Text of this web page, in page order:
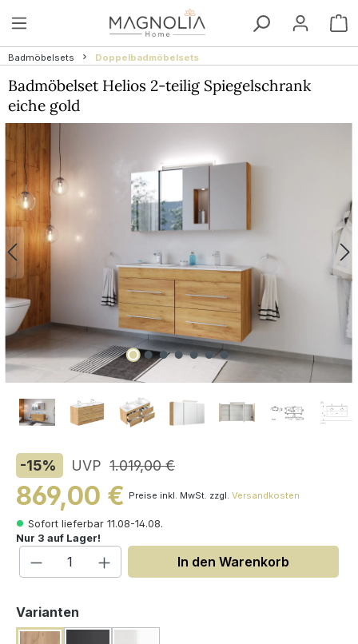
Zum Hauptinhalt springen
Badmöbelsets Doppelbadmöbelsets
Badmöbelset Helios 2-teilig Spiegelschrank
eiche gold
Bildergalerie überspringen
-15% UVP 1.019,00 €
869,00 € Preise inkl. MwSt. zzgl. Versandkosten
Sofort lieferbar 11.08-14.08.
Nur 3 auf Lager!
Produkt Anzahl: Gib den
In den Warenkorb
Varianten